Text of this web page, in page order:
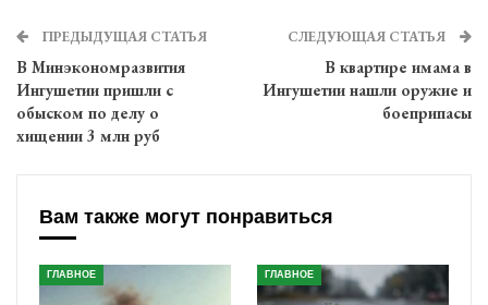
ПРЕДЫДУЩАЯ СТАТЬЯ
В Минэкономразвития
Ингушетии пришли с
обыском по делу о
хищении 3 млн руб
СЛЕДУЮЩАЯ СТАТЬЯ
В квартире имама в
Ингушетии нашли оружие и
боеприпасы
Вам также могут понравиться
ГЛАВНОЕ ГЛАВНОЕ